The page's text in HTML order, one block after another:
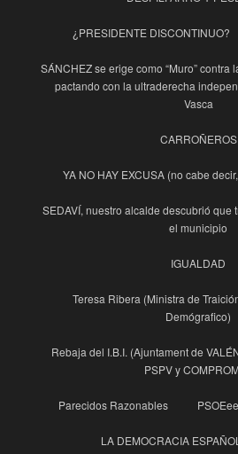
¿PRESIDENTE DISCONTINUO?
SÁNCHEZ se erige como “Muro” contra
pactando con la ultraderecha
Vasca
CARROÑEROS
YA NO HAY EXCUSA (no cabe
SEDAVÍ, nuestro alcalde descubrió que
el municipio
IGUALDAD
Teresa Ribera (Ministra de
Demógrafico)
Rebaja del I.B.I. (Ajuntament de
PSPV y
Parecidos Razonables
LA DEMOCRACIA